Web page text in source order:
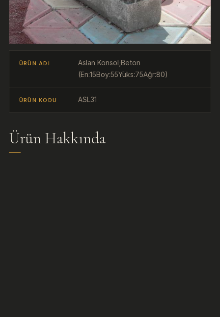
ÜRÜN ADI
Aslan Konsol;Beton
(En:15Boy:55Yüks:75Ağr:80)
ÜRÜN KODU ASL31
Ürün Hakkında